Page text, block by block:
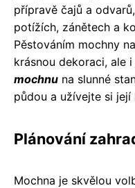
přípravě čajů a
potížích, zánětech a
Pěstováním mochny
krásnou dekoraci, ale
mochnu na slunné
půdou a užívejte si
Plánování
Mochna je skvělou